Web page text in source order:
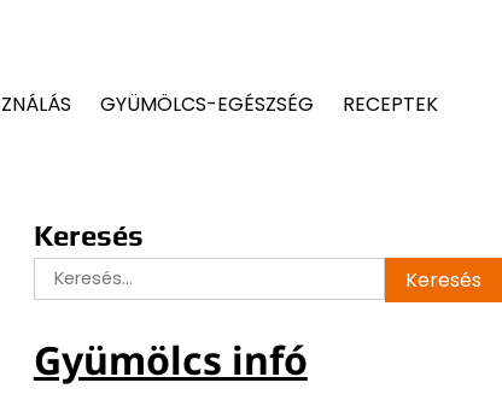
GYÜMÖLCS-EGÉSZSÉG
RECEPTEK
Keresés
Keresés:
Gyümölcs infó